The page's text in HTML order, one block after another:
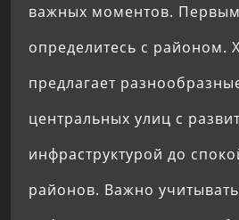
важных моментов.
определитесь с районом.
предлагает
центральных улиц с
инфраструктурой до
районов. Важно